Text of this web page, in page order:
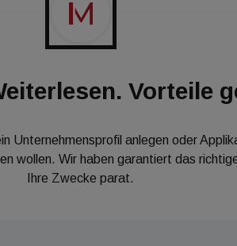
Vorteile
Unternehmensprofil anlegen oder
wollen. Wir haben garantiert das
Ihre Zwecke parat.